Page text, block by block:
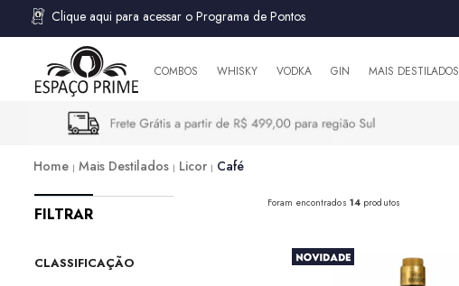
Clique aqui para acessar o Programa de Pontos
COMBOS WHISKY VODKA GIN MAIS DESTILADOS
Home Mais Destilados Licor Café
FILTRAR
CLASSIFICAÇÃO
Foram encontrados 14 produtos